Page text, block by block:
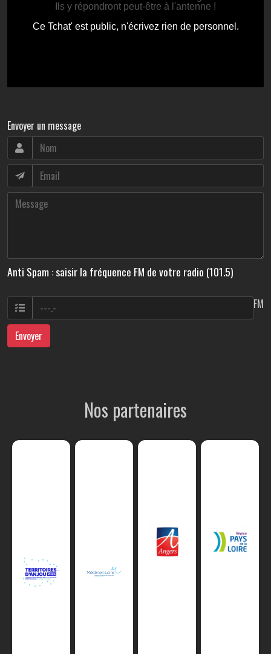
Envoyer un message
Anti Spam : saisir la fréquence FM de votre radio (101.5)
FM
Envoyer
Nos partenaires